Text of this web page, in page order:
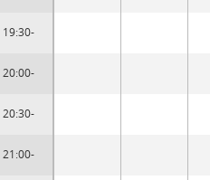
19:30-
20:00-
20:30-
21:00-